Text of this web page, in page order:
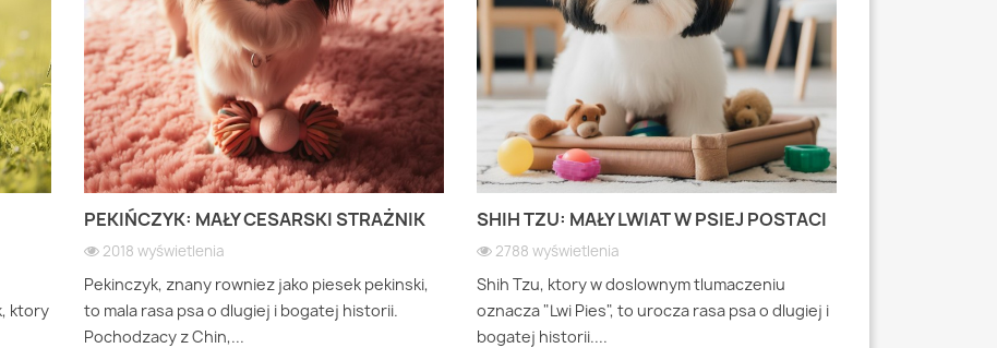
ktory
PEKIŃCZYK: MAŁY CESARSKI STRAŻNIK
2018 wyświetlenia
Pekinczyk, znany rowniez jako piesek pekinski,
to mala rasa psa o dlugiej i bogatej historii.
Pochodzacy z Chin,...
SHIH TZU: MAŁY LWIAT W PSIEJ POSTACI
2788 wyświetlenia
Shih Tzu, ktory w doslownym tlumaczeniu
oznacza "Lwi Pies", to urocza rasa psa o dlugiej i
bogatej historii....